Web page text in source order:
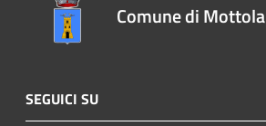
Comune di Mottola
SEGUICI SU